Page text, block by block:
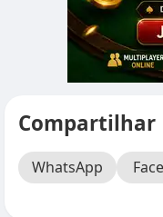
Compartilhar
WhatsApp